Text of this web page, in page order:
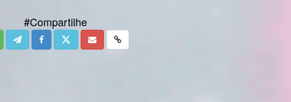
#Compartilhe